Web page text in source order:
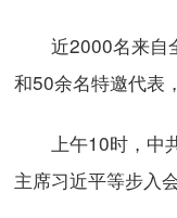
近2000名来自全
和50余名特邀代表
上午10时，中共
主席习近平等步入